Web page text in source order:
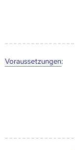
Voraus­setzungen: